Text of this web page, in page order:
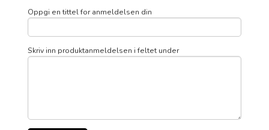
Oppgi en tittel for anmeldelsen din
Skriv inn produktanmeldelsen i feltet under